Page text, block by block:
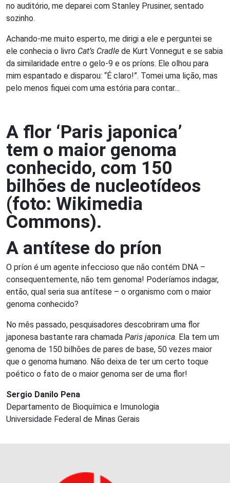
no auditório, me deparei com Stanley Prusiner, sentado
sozinho.
Achando-me muito esperto, me dirigi a ele e perguntei se
ele conhecia o livro Cat’s Cradle de Kurt Vonnegut e se sabia
da similaridade entre o gelo-9 e os príons. Ele olhou para
mim espantado e disparou: “É claro!”. Tomei uma lição, mas
pelo menos fiquei com uma estória para contar…
A flor ‘Paris japonica’
tem o maior genoma
conhecido, com 150
bilhões de nucleotídeos
(foto: Wikimedia
Commons).
A antítese do príon
O príon é um agente infeccioso que não contém DNA –
consequentemente, não tem genoma! Poderíamos indagar,
então, qual seria sua antítese – o organismo com o maior
genoma conhecido?
No mês passado, pesquisadores descobriram uma flor
japonesa bastante rara chamada Paris japonica. Ela tem um
genoma de 150 bilhões de pares de base, 50 vezes maior
que o genoma humano. Não deixa de ter um certo toque
poético o fato de o maior genoma ser de uma flor!
Sergio Danilo Pena
Departamento de Bioquímica e Imunologia
Universidade Federal de Minas Gerais